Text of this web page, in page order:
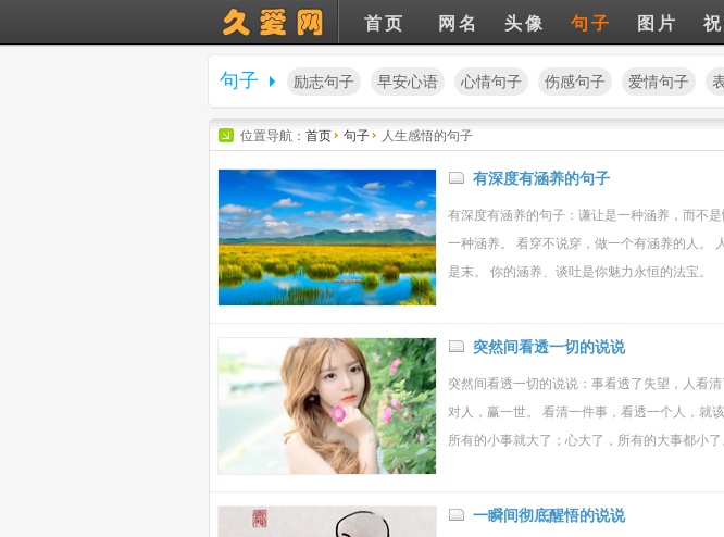
首页 网名 头像 句子 图片
句子 励志句子 早安心语 心情句子 伤感句子 爱情句子
位置导航： 首页 句子 人生感悟的句子
有深度有涵养的句子
有深度有涵养的句子：谦让是一种涵养，而不
一种涵养。 看穿不说穿，做一个有涵养的人。
是末。 你的涵养、谈吐是你魅力永恒的法宝。
突然间看透一切的说说
突然间看透一切的说说：事看透了失望，人看
对人，赢一世。 看清一件事，看透一个人，就
所有的小事就大了；心大了，所有的大事都小了
一瞬间彻底醒悟的说说